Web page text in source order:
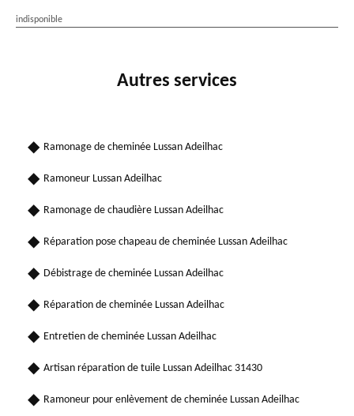
indisponible
Autres services
Ramonage de cheminée Lussan Adeilhac
Ramoneur Lussan Adeilhac
Ramonage de chaudière Lussan Adeilhac
Réparation pose chapeau de cheminée Lussan Adeilhac
Débistrage de cheminée Lussan Adeilhac
Réparation de cheminée Lussan Adeilhac
Entretien de cheminée Lussan Adeilhac
Artisan réparation de tuile Lussan Adeilhac 31430
Ramoneur pour enlèvement de cheminée Lussan Adeilhac